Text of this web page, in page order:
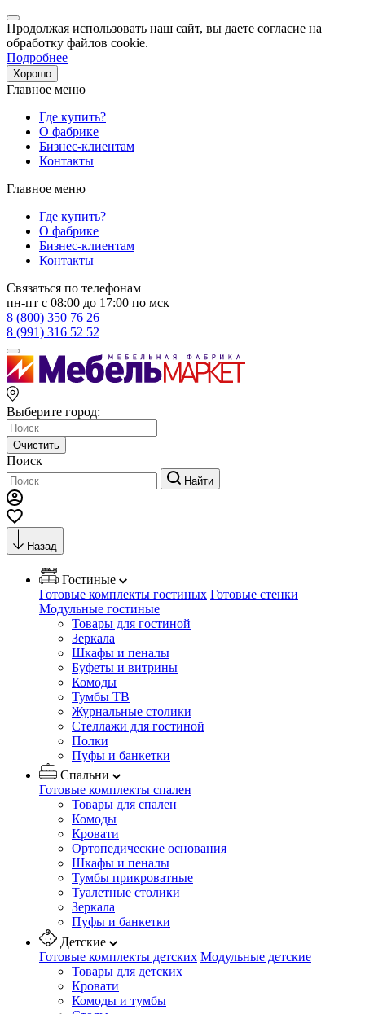
Продолжая использовать наш сайт, вы даете согласие на
обработку файлов cookie.
Подробнее
Хорошо
Главное меню
Где купить?
О фабрике
Бизнес-клиентам
Контакты
Главное меню
Где купить?
О фабрике
Бизнес-клиентам
Контакты
Связаться по телефонам
пн-пт с 08:00 до 17:00 по мск
8 (800) 350 76 26
8 (991) 316 52 52
Выберите город:
Очистить
Поиск
Найти
Назад
Гостиные
Готовые комплекты гостиных Готовые стенки
Модульные гостиные
Товары для гостиной
Зеркала
Шкафы и пеналы
Буфеты и витрины
Комоды
Тумбы ТВ
Журнальные столики
Стеллажи для гостиной
Полки
Пуфы и банкетки
Спальни
Готовые комплекты спален
Товары для спален
Комоды
Кровати
Ортопедические основания
Шкафы и пеналы
Тумбы прикроватные
Туалетные столики
Зеркала
Пуфы и банкетки
Детские
Готовые комплекты детских Модульные детские
Товары для детских
Кровати
Комоды и тумбы